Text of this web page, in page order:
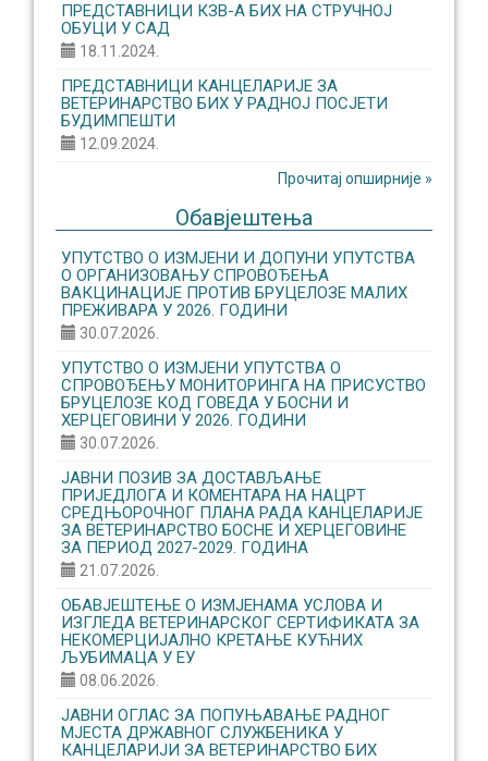
ПРЕДСТАВНИЦИ КЗВ-А БИХ НА СТРУЧНОЈ
ОБУЦИ У САД
18.11.2024.
ПРЕДСТАВНИЦИ КАНЦЕЛАРИЈЕ ЗА
ВЕТЕРИНАРСТВО БИХ У РАДНОЈ ПОСЈЕТИ
БУДИМПЕШТИ
12.09.2024.
Прочитај опширније »
Обавјештења
УПУТСТВО О ИЗМЈЕНИ И ДОПУНИ УПУТСТВА
О ОРГАНИЗОВАЊУ CПРОВОЂЕЊА
ВАКЦИНАЦИЈЕ ПРОТИВ БРУЦЕЛОЗЕ МАЛИХ
ПРЕЖИВАРА У 2026. ГОДИНИ
30.07.2026.
УПУТСТВО О ИЗМЈЕНИ УПУТСТВА О
СПРОВОЂЕЊУ МОНИТОРИНГА НА ПРИСУСТВО
БРУЦЕЛОЗЕ КОД ГОВЕДА У БОСНИ И
ХЕРЦЕГОВИНИ У 2026. ГОДИНИ
30.07.2026.
ЈАВНИ ПОЗИВ ЗА ДОСТАВЉАЊЕ
ПРИЈЕДЛОГА И КОМЕНТАРА НА НАЦРТ
СРЕДЊОРОЧНОГ ПЛАНА РАДА КАНЦЕЛАРИЈЕ
ЗА ВЕТЕРИНАРСТВО БОСНЕ И ХЕРЦЕГОВИНЕ
ЗА ПЕРИОД 2027-2029. ГОДИНА
21.07.2026.
ОБАВЈЕШТЕЊЕ О ИЗМЈЕНАМА УСЛОВА И
ИЗГЛЕДА ВЕТЕРИНАРСКОГ СЕРТИФИКАТА ЗА
НЕКОМЕРЦИЈАЛНО КРЕТАЊЕ КУЋНИХ
ЉУБИМАЦА У ЕУ
08.06.2026.
ЈАВНИ ОГЛАС ЗА ПОПУЊАВАЊЕ РАДНОГ
МЈЕСТА ДРЖАВНОГ СЛУЖБЕНИКА У
КАНЦЕЛАРИЈИ ЗА ВЕТЕРИНАРСТВО БИХ